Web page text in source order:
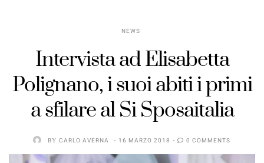
NEWS
Intervista ad Elisabetta
Polignano, i suoi abiti i primi
a sfilare al Si Sposaitalia
BY CARLO AVERNA 16 MARZO 2018 0 COMMENTS